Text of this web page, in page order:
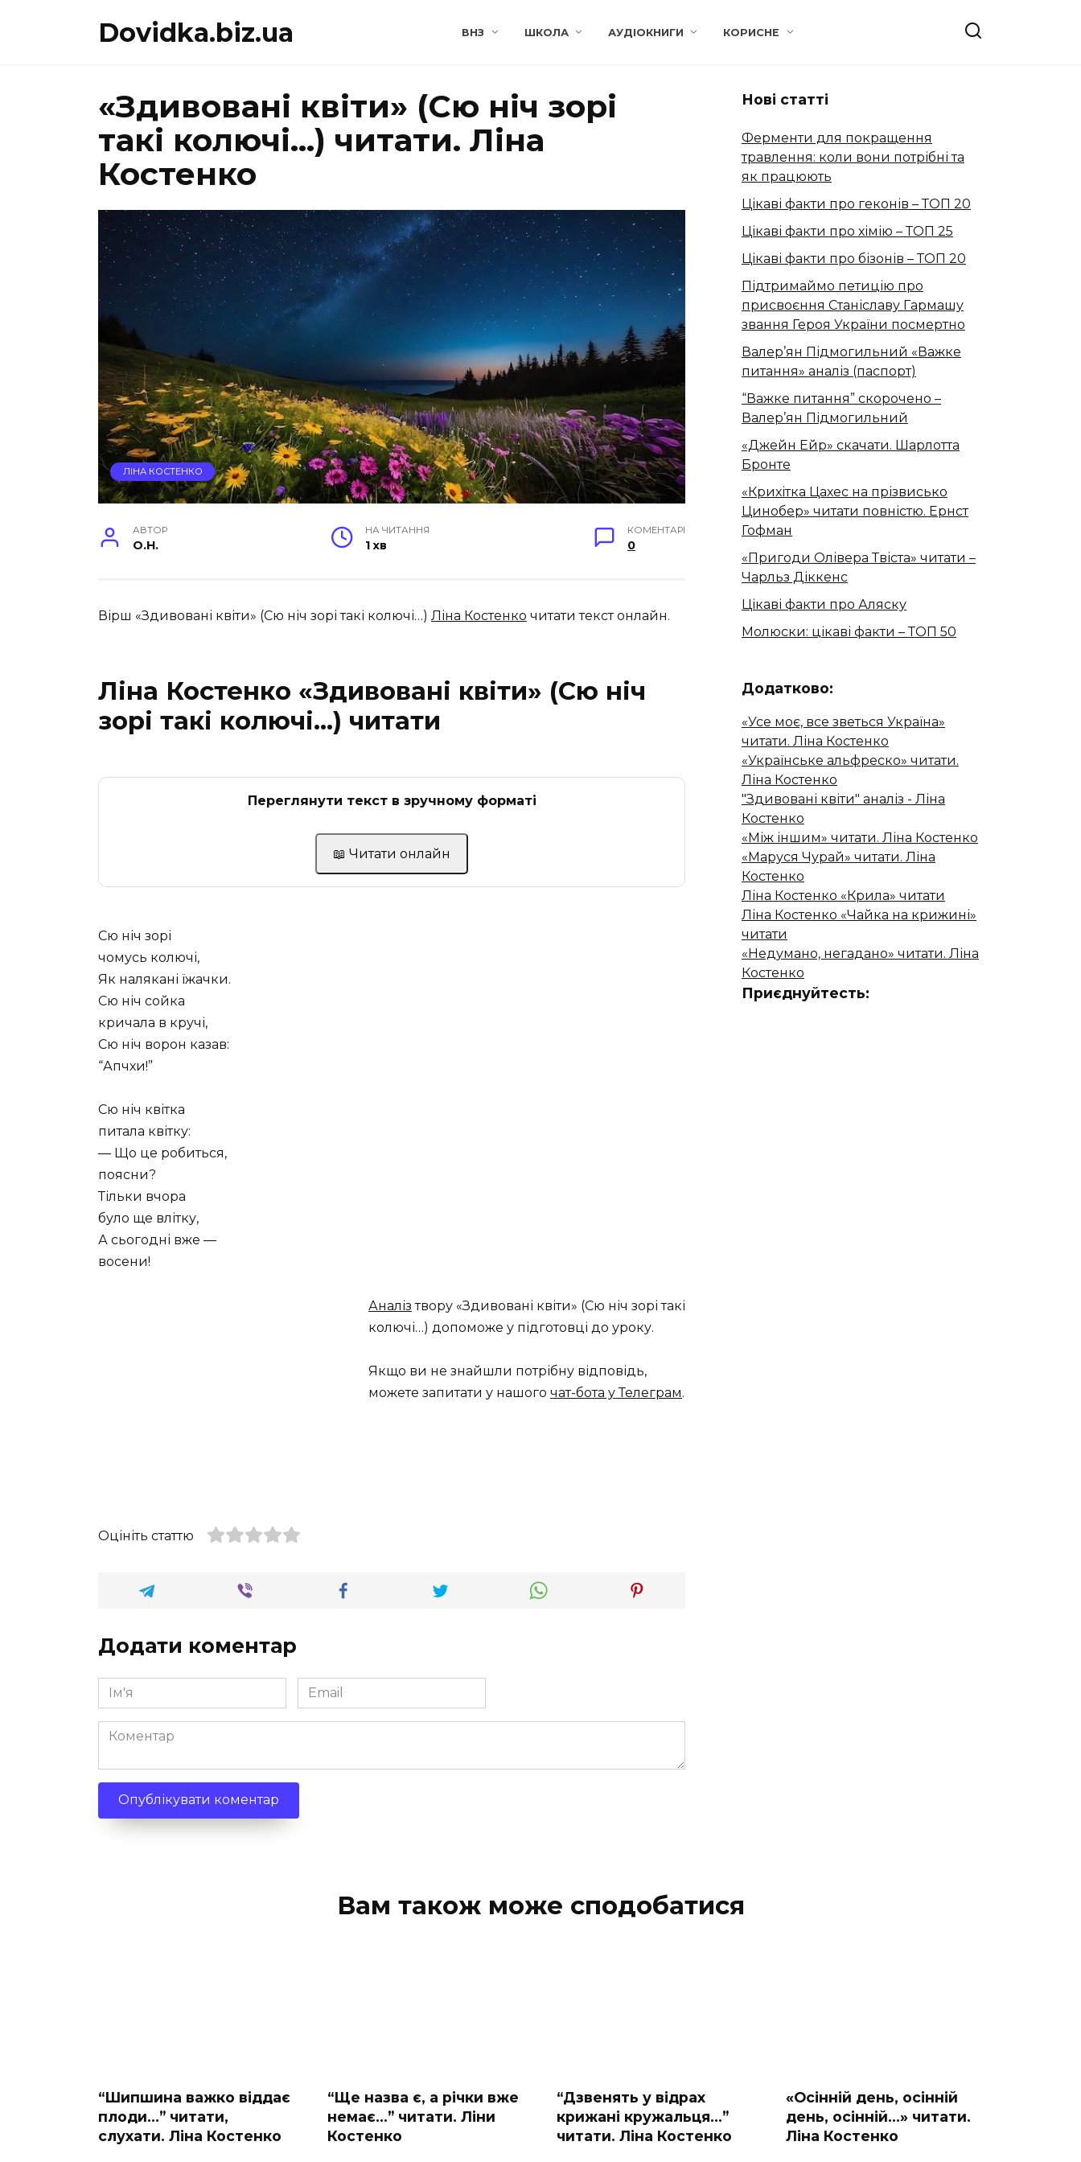
Dovidka.biz.ua ВНЗ ШКОЛА АУДІОКНИГИ КОРИСНЕ
«Здивовані квіти» (Сю ніч зорі
такі колючі…) читати. Ліна
Костенко
ЛІНА КОСТЕНКО
АВТОР
O.H.
НА ЧИТАННЯ
1 хв
КОМЕНТАРІ
0
Вірш «Здивовані квіти» (Сю ніч зорі такі колючі…) Ліна Костенко читати текст онлайн.
Ліна Костенко «Здивовані квіти» (Сю ніч
зорі такі колючі…) читати
Переглянути текст в зручному форматі
📖 Читати онлайн
Сю ніч зорі
чомусь колючі,
Як налякані їжачки.
Сю ніч сойка
кричала в кручі,
Сю ніч ворон казав:
“Апчхи!”
Сю ніч квітка
питала квітку:
— Що це робиться,
поясни?
Тільки вчора
було ще влітку,
А сьогодні вже —
восени!
Аналіз твору «Здивовані квіти» (Сю ніч зорі такі
колючі…) допоможе у підготовці до уроку.
Якщо ви не знайшли потрібну відповідь,
можете запитати у нашого чат-бота у Телеграм.
Оцініть статтю
Додати коментар
Ім'я
*
Email
*
Коментар
Нові статті
Ферменти для покращення
травлення: коли вони потрібні та
як працюють
Цікаві факти про геконів – ТОП 20
Цікаві факти про хімію – ТОП 25
Цікаві факти про бізонів – ТОП 20
Підтримаймо петицію про
присвоєння Станіславу Гармашу
звання Героя України посмертно
Валер’ян Підмогильний «Важке
питання» аналіз (паспорт)
“Важке питання” скорочено –
Валер’ян Підмогильний
«Джейн Ейр» скачати. Шарлотта
Бронте
«Крихітка Цахес на прізвисько
Цинобер» читати повністю. Ернст
Гофман
«Пригоди Олівера Твіста» читати –
Чарльз Діккенс
Цікаві факти про Аляску
Молюски: цікаві факти – ТОП 50
Додатково:
«Усе моє, все зветься Україна»
читати. Ліна Костенко
«Українське альфреско» читати.
Ліна Костенко
"Здивовані квіти" аналіз - Ліна
Костенко
«Між іншим» читати. Ліна Костенко
«Маруся Чурай» читати. Ліна
Костенко
Ліна Костенко «Крила» читати
Ліна Костенко «Чайка на крижині»
читати
«Недумано, негадано» читати. Ліна
Костенко
Приєднуйтесть:
Вам також може сподобатися
“Шипшина важко віддає
плоди…” читати,
слухати. Ліна Костенко
“Ще назва є, а річки вже
немає…” читати. Ліни
Костенко
“Дзвенять у відрах
крижані кружальця…”
читати. Ліна Костенко
«Осінній день, осінній
день, осінній…» читати.
Ліна Костенко